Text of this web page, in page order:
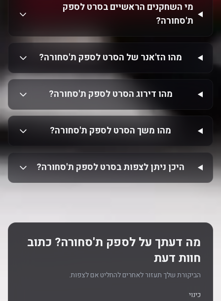
מי השחקנים הראשיים בסרט לספק
ת'סחורה?
מהו הז'אנר של הסרט לספק ת'סחורה?
מהו דירוג הסרט לספק ת'סחורה?
מהו משך הסרט לספק ת'סחורה?
היכן ניתן לצפות בסרט לספק ת'סחורה?
מה דעתך על לספק ת'סחורה? כתוב
חוות דעת
הביקורת שלך תעזור לאחרים להחליט אם לצפות.
כינוי